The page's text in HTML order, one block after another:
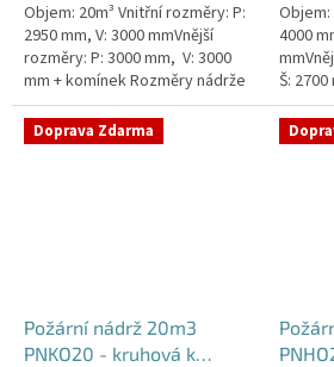
Objem: 20m³ Vnitřní rozměry: P:
2950 mm, V: 3000 mmVnější
rozměry: P: 3000 mm, V: 3000
mm + komínek Rozměry nádrže
možno jakkoliv upravit -
vyrobíme nádrž na míru!Nádrž...
Objem:
4000
Š:
týdny
Doprava Zdarma
Požární nádrž 20m3
PNKO20 - kruhová k